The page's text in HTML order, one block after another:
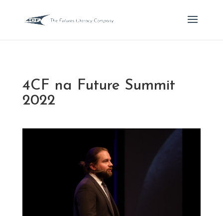
4CF na Future Summit
2022